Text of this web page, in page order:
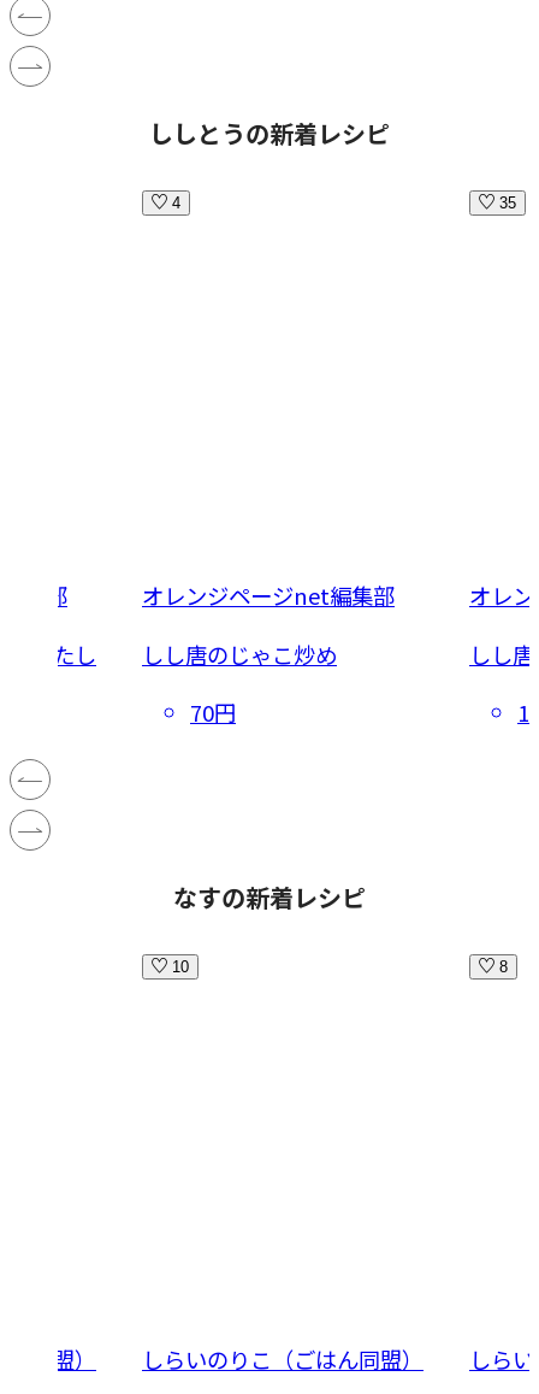
ししとうの新着レシピ
集部
きびたし
4
オレンジページnet編集部
しし唐のじゃこ炒め
70円
35
オレ
しし
なすの新着レシピ
同盟）
10
しらいのりこ（ごはん同盟）
8
しら